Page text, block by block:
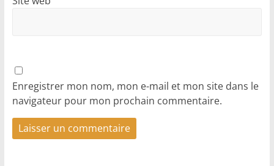
Enregistrer mon nom, mon e-mail et mon site dans le
navigateur pour mon prochain commentaire.